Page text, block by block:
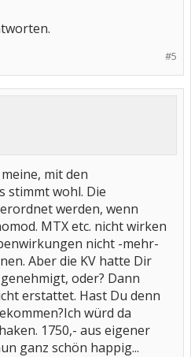
#5
mit den
stimmt wohl. Die
werden, wenn
MTX etc. nicht wirken
nicht -mehr-
Aber die KV hatte Dir
oder? Dann
erstattet. Hast Du denn
würd da
1750,- aus eigener
ganz schön happig...